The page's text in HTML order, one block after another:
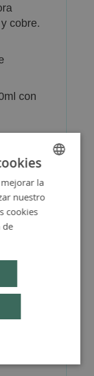
cobre.
con
SPANISH
ENGLISH
la
nuestro
cookies
de